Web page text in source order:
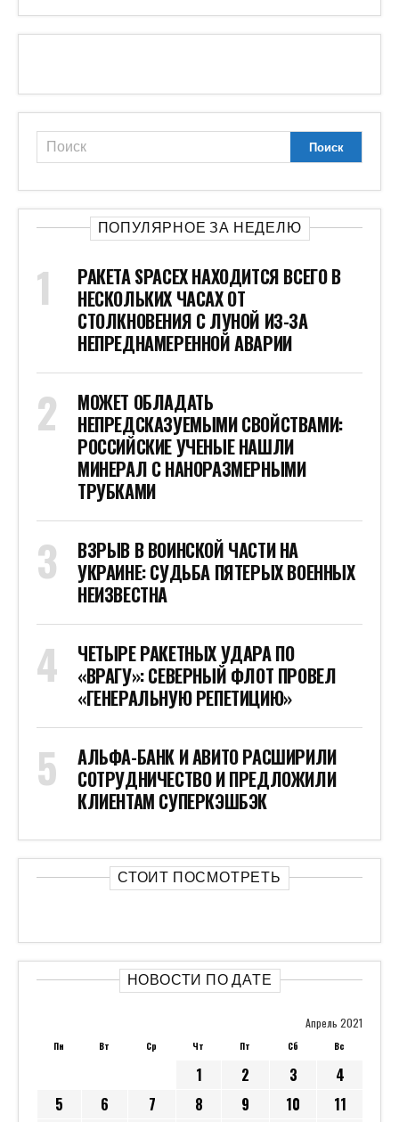
ПОПУЛЯРНОЕ ЗА НЕДЕЛЮ
РАКЕТА SPACEX НАХОДИТСЯ ВСЕГО В
НЕСКОЛЬКИХ ЧАСАХ ОТ
СТОЛКНОВЕНИЯ С ЛУНОЙ ИЗ-ЗА
НЕПРЕДНАМЕРЕННОЙ АВАРИИ
МОЖЕТ ОБЛАДАТЬ
НЕПРЕДСКАЗУЕМЫМИ СВОЙСТВАМИ:
РОССИЙСКИЕ УЧЕНЫЕ НАШЛИ
МИНЕРАЛ С НАНОРАЗМЕРНЫМИ
ТРУБКАМИ
ВЗРЫВ В ВОИНСКОЙ ЧАСТИ НА
УКРАИНЕ: СУДЬБА ПЯТЕРЫХ ВОЕННЫХ
НЕИЗВЕСТНА
ЧЕТЫРЕ РАКЕТНЫХ УДАРА ПО
«ВРАГУ»: СЕВЕРНЫЙ ФЛОТ ПРОВЕЛ
«ГЕНЕРАЛЬНУЮ РЕПЕТИЦИЮ»
АЛЬФА-БАНК И АВИТО РАСШИРИЛИ
СОТРУДНИЧЕСТВО И ПРЕДЛОЖИЛИ
КЛИЕНТАМ СУПЕРКЭШБЭК
СТОИТ ПОСМОТРЕТЬ
НОВОСТИ ПО ДАТЕ
Апрель 2021
Пн Вт Ср Чт Пт Сб Вс
1 2 3
4
5
6 7 8 9 10
11